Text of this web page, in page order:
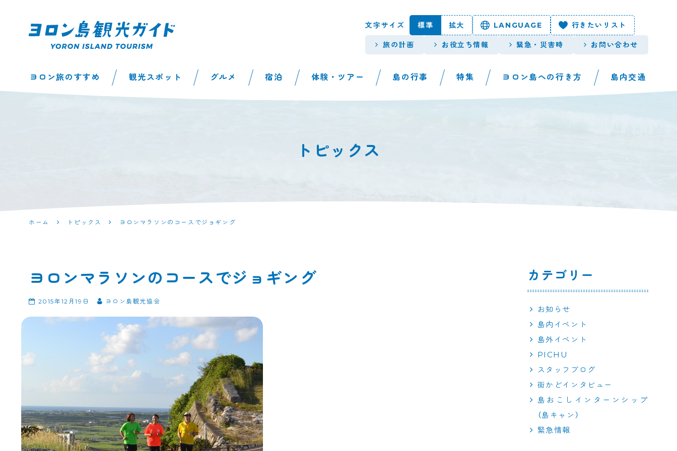
ド | 鹿児島県最南
文字サイズ 標準 拡大 LANGUAGE 行きたいリスト
旅の計画 お役立ち情報 緊急・災害時 お問い合わせ
ヨロン旅のすすめ 観光スポット グルメ 宿泊 体験・ツアー 島の行事 特集 ヨロン島への行き方 島内交通
トピックス
ホーム トピックス ヨロンマラソンのコースでジョギング
ヨロンマラソンのコースでジョギング
2015年12月19日 ヨロン島観光協会
カテゴリー
お知らせ
島内イベント
島外イベント
PICHU
スタッフブログ
街かどインタビュー
島おこしインターンシップ
（島キャン）
緊急情報